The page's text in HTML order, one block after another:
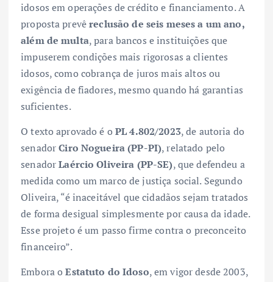
idosos em operações de crédito e financiamento. A
proposta prevêreclusão de seis meses a um ano,
além de multa, para bancos e instituições que
impuserem condições mais rigorosas a clientes
idosos, como cobrança de juros mais altos ou
exigência de fiadores, mesmo quando há garantias
suficientes.
O texto aprovado é oPL 4.802/2023, de autoria do
senadorCiro Nogueira (PP-PI), relatado pelo
senadorLaércio Oliveira (PP-SE), que defendeu a
medida como um marco de justiça social. Segundo
Oliveira, “é inaceitável que cidadãos sejam tratados
de forma desigual simplesmente por causa da idade.
Esse projeto é um passo firme contra o preconceito
financeiro”.
Embora oEstatuto do Idoso, em vigor desde 2003,